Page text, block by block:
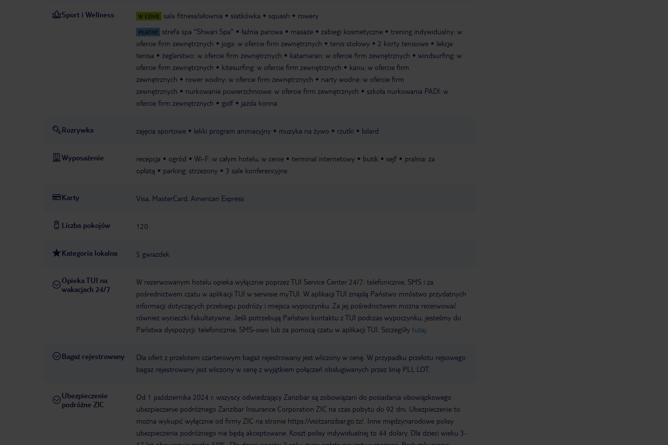
Sport i Wellness W CENIE sala fitness/siłownia siatkówka squash rowery
PŁATNE strefa spa "Shwari Spa" łaźnia parowa masaże zabiegi kosmetyczne
trening indywidualny: w
ofercie firm zewnętrznych
joga: w ofercie firm zewnętrznych tenis stołowy 2 korty tenisowe
lekcje
tenisa
żeglarstwo: w ofercie firm zewnętrznych katamaran: w ofercie firm zewnętrznych
windsurfing: w
ofercie firm zewnętrznych
kitesurfing: w ofercie firm zewnętrznych
kanu: w ofercie firm
zewnętrznych
rower wodny: w ofercie firm zewnętrznych
narty wodne: w ofercie firm
zewnętrznych
nurkowanie powierzchniowe: w ofercie firm zewnętrznych
szkoła nurkowania PADI: w
ofercie firm zewnętrznych
golf jazda konna
Rozrywka zajęcia sportowe lekki program animacyjny muzyka na żywo rzutki bilard
Wyposażenie recepcja ogród Wi-F: w całym hotelu, w cenie terminal internetowy butik sejf
pralnia: za
opłatą
parking: strzeżony 3 sale konferencyjne
Karty Visa, MasterCard, American Express
Liczba pokojów 120
Kategoria lokalna 5 gwiazdek
Opieka TUI na
wakacjach 24/7
W rezerwowanym hotelu opieka wyłącznie poprzez TUI Service Center 24/7: telefonicznie, SMS i za
pośrednictwem czatu w aplikacji TUI w serwisie myTUI. W aplikacji TUI znajdą Państwo mnóstwo przydatnych
informacji dotyczących przebiegu podróży i miejsca wypoczynku. Za jej pośrednictwem można rezerwować
również wycieczki fakultatywne. Jeśli potrzebują Państwo kontaktu z TUI podczas wypoczynku, jesteśmy do
Państwa dyspozycji: telefonicznie, SMS-owo lub za pomocą czatu w aplikacji TUI. Szczegóły tutaj
Bagaż rejestrowany
Dla ofert z przelotem czarterowym bagaż rejestrowany jest wliczony w cenę. W przypadku przelotu rejsowego
bagaż rejestrowany jest wliczony w cenę z wyjątkiem połączeń obsługiwanych przez linię PLL LOT.
Ubezpieczenie
podróżne ZIC
Od 1 października 2024 r. wszyscy odwiedzający Zanzibar są zobowiązani do posiadania obowiązkowego
ubezpieczenie podróżnego Zanzibar Insurance Corporation ZIC na czas pobytu do 92 dni. Ubezpieczenie to
można wykupić wyłącznie od firmy ZIC na stronie https://visitzanzibar.go.tz/. Inne międzynarodowe polisy
ubezpieczenia podróżnego nie będą akceptowane. Koszt polisy indywidualnej to 44 dolary. Dla dzieci wieku 3-